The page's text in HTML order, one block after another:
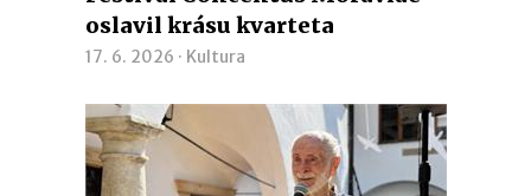
oslavil krásu kvarteta
17. 6. 2026 · Kultura